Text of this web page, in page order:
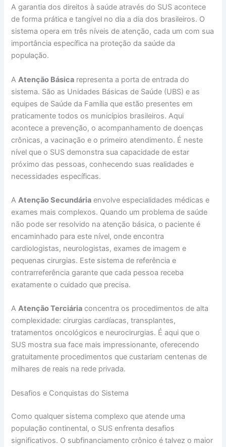
A garantia dos direitos à saúde através do SUS acontece
de forma prática e tangível no dia a dia dos brasileiros. O
sistema opera em três níveis de atenção, cada um com sua
importância específica na proteção da saúde da
população.
AAtenção Básica representa a porta de entrada do
sistema. São as Unidades Básicas de Saúde (UBS) e as
equipes de Saúde da Família que estão presentes em
praticamente todos os municípios brasileiros. Aqui
acontece a prevenção, o acompanhamento de doenças
crônicas, a vacinação e o primeiro atendimento. É neste
nível que o SUS demonstra sua capacidade de estar
próximo das pessoas, conhecendo suas realidades e
necessidades específicas.
AAtenção Secundária envolve especialidades médicas e
exames mais complexos. Quando um problema de saúde
não pode ser resolvido na atenção básica, o paciente é
encaminhado para este nível, onde encontra
cardiologistas, neurologistas, exames de imagem e
pequenas cirurgias. Este sistema de referência e
contrarreferência garante que cada pessoa receba
exatamente o cuidado que precisa.
AAtenção Terciária concentra os procedimentos de alta
complexidade: cirurgias cardíacas, transplantes,
tratamentos oncológicos e neurocirurgias. É aqui que o
SUS mostra sua face mais impressionante, oferecendo
gratuitamente procedimentos que custariam centenas de
milhares de reais na rede privada.
Desafios e Conquistas do Sistema
Como qualquer sistema complexo que atende uma
população continental, o SUS enfrenta desafios
significativos. O subfinanciamento crônico é talvez o maior